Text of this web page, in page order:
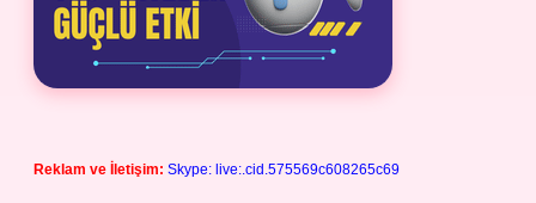
Reklam ve İletişim: Skype: live:.cid.575569c608265c69